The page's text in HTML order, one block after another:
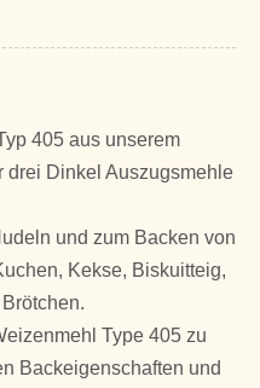
405 aus unserem
drei Dinkel Auszugsmehle
und zum Backen von
Kekse, Biskuitteig,
Type 405 zu
Backeigenschaften und